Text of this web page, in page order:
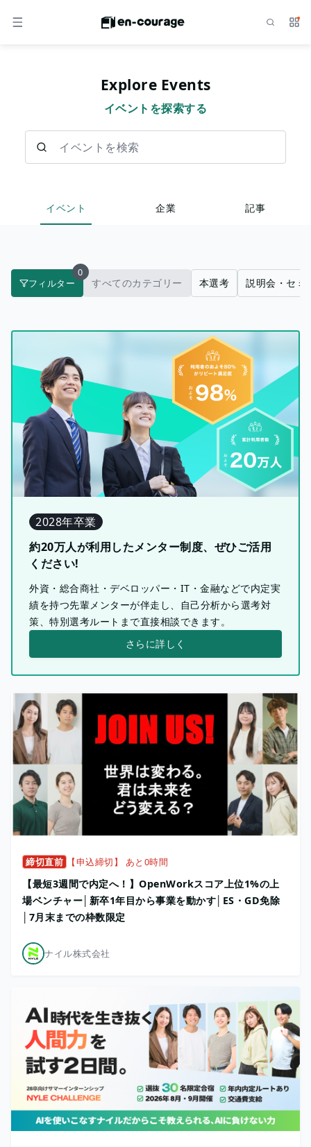
メニュー サ
Explore Events
イベントを探索する
イベント 企業 記事
フィルター
0
すべてのカテゴリー 本選考 説明会・セミ
2028年卒業
約20万人が利用したメンター制度、ぜひご活用
ください!
外資・総合商社・デベロッパー・IT・金融などで内定実
績を持つ先輩メンターが伴走し、自己分析から選考対
策、特別選考ルートまで直接相談できます。
さらに詳しく
締切直前 【申込締切】 あと0時間
【最短3週間で内定へ！】OpenWorkスコア上位1%の上
場ベンチャー│新卒1年目から事業を動かす│ES・GD免除
│7月末までの枠数限定
ナイル株式会社